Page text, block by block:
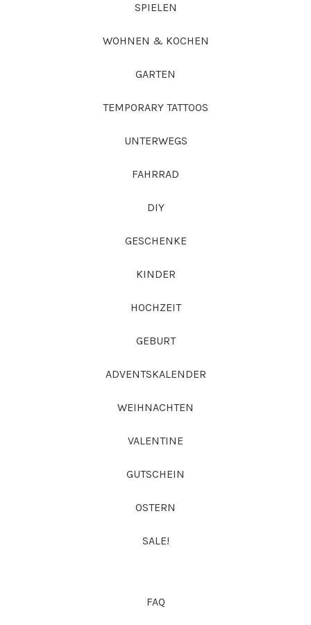
SPIELEN
WOHNEN & KOCHEN
GARTEN
TEMPORARY TATTOOS
UNTERWEGS
FAHRRAD
DIY
GESCHENKE
KINDER
HOCHZEIT
GEBURT
ADVENTSKALENDER
WEIHNACHTEN
VALENTINE
GUTSCHEIN
OSTERN
SALE!
FAQ